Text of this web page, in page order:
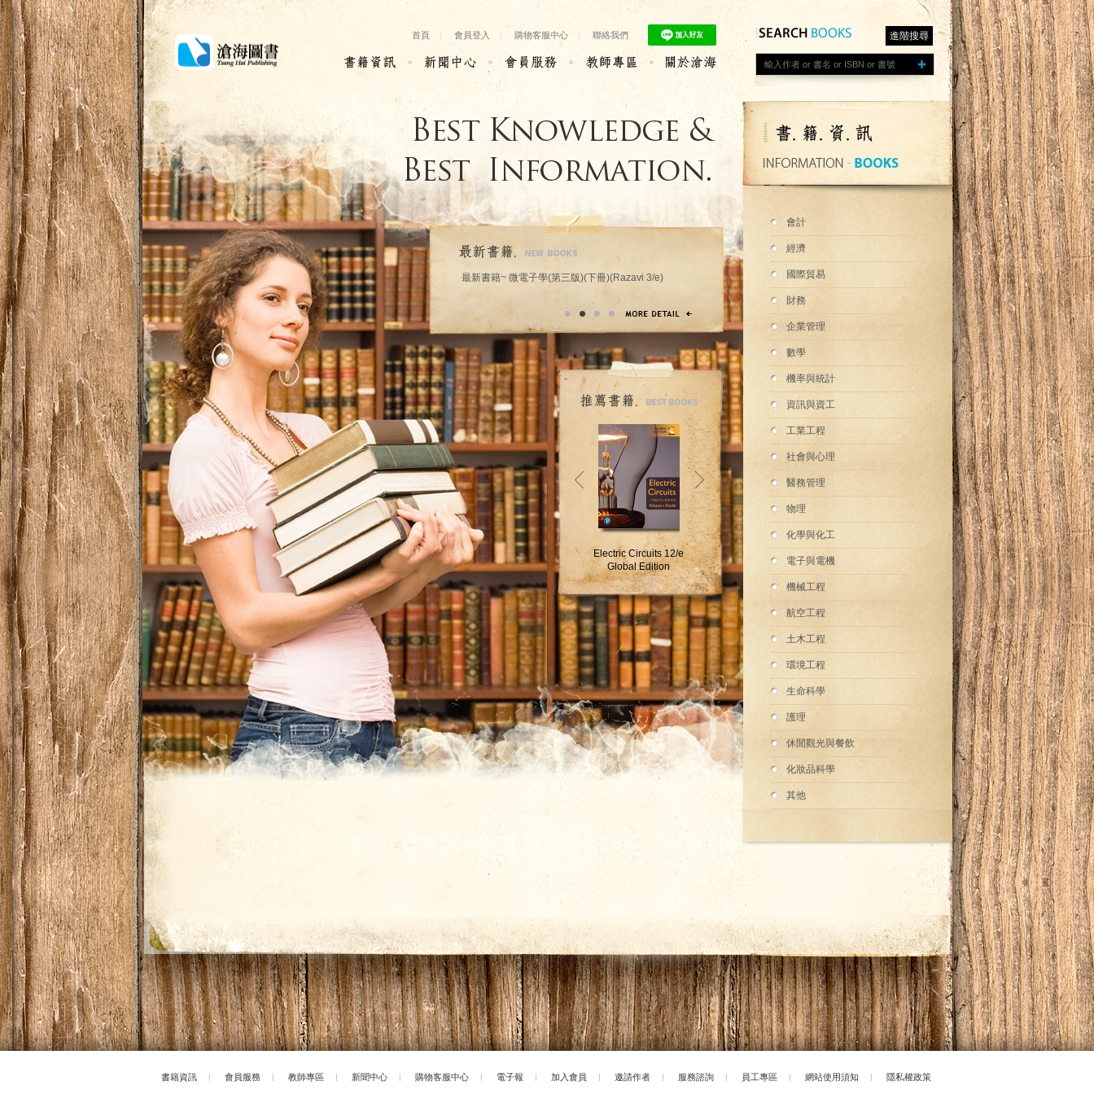
首頁 | 會員登入 | 購物客服中心 | 聯絡我們 進階搜尋
最新書籍~ 微電子學(第三版)(下冊)(Razavi 3/e)
物理學(第12版)
(Serway 12/e)(套書，
恕不拆套單售)
Electric Circuits 12/e
Global Edition
Chemical Principles
9/e AE
普通物理學(第四版)
(Benson 4/e)
Physics for Scientists
and Engineers & with
Modern Physics 11/e
Custom Version (封膜
不分售)
會計
經濟
國際貿易
財務
企業管理
數學
機率與統計
資訊與資工
工業工程
社會與心理
醫務管理
物理
化學與化工
電子與電機
機械工程
航空工程
土木工程
環境工程
生命科學
護理
休閒觀光與餐飲
化妝品科學
其他
書籍資訊 | 會員服務 | 教師專區 | 新聞中心 | 購物客服中心 | 電子報 | 加入會員 | 邀請作者 | 服務諮詢 | 員工專區 | 網站使用須知 | 隱私權政策